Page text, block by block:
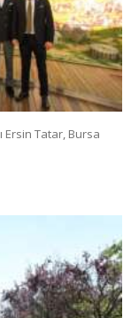
Ersin Tatar, Bursa